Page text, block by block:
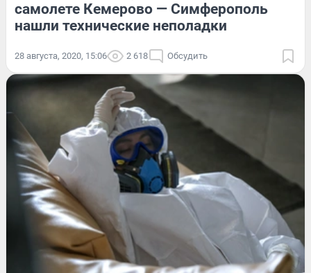
самолете Кемерово — Симферополь
нашли технические неполадки
28 августа, 2020, 15:06 2 618 Обсудить